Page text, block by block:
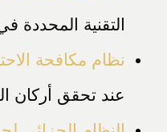
التقنية المحددة
نظام مكافحة
عند تحقق أركان